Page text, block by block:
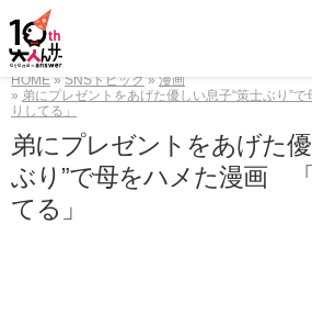
HOME SNSトピック
漫画
弟にプレゼントをあげた優しい息子“策士ぶり”
りしてる」
弟にプレゼントをあげた
ぶり”で母をハメた漫画
てる」